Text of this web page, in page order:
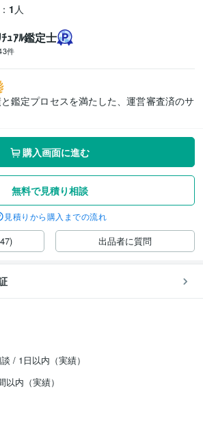
1 人
ｭｱﾙ鑑定士
件
鑑定プロセスを満たした、運営審査済のサ
購入画面に進む
無料で見積り相談
見積りから購入までの流れ
出品者に質問
/ 1日以内（実績）
以内（実績）